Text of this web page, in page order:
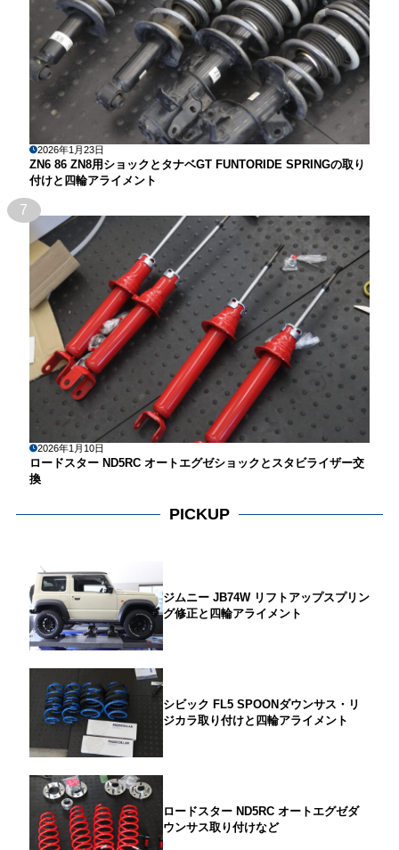
2026年1月23日
ZN6 86 ZN8用ショックとタナベGT FUNTORIDE SPRINGの取り
付けと四輪アライメント
7
2026年1月10日
ロードスター ND5RC オートエグゼショックとスタビライザー交
換
PICKUP
ジムニー JB74W リフトアップスプリン
グ修正と四輪アライメント
シビック FL5 SPOONダウンサス・リ
ジカラ取り付けと四輪アライメント
ロードスター ND5RC オートエグゼダ
ウンサス取り付けなど